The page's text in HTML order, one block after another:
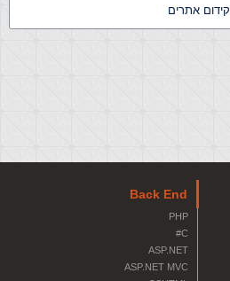
קידום אתרים
Back End
PHP
C#
ASP.NET
ASP.NET MVC